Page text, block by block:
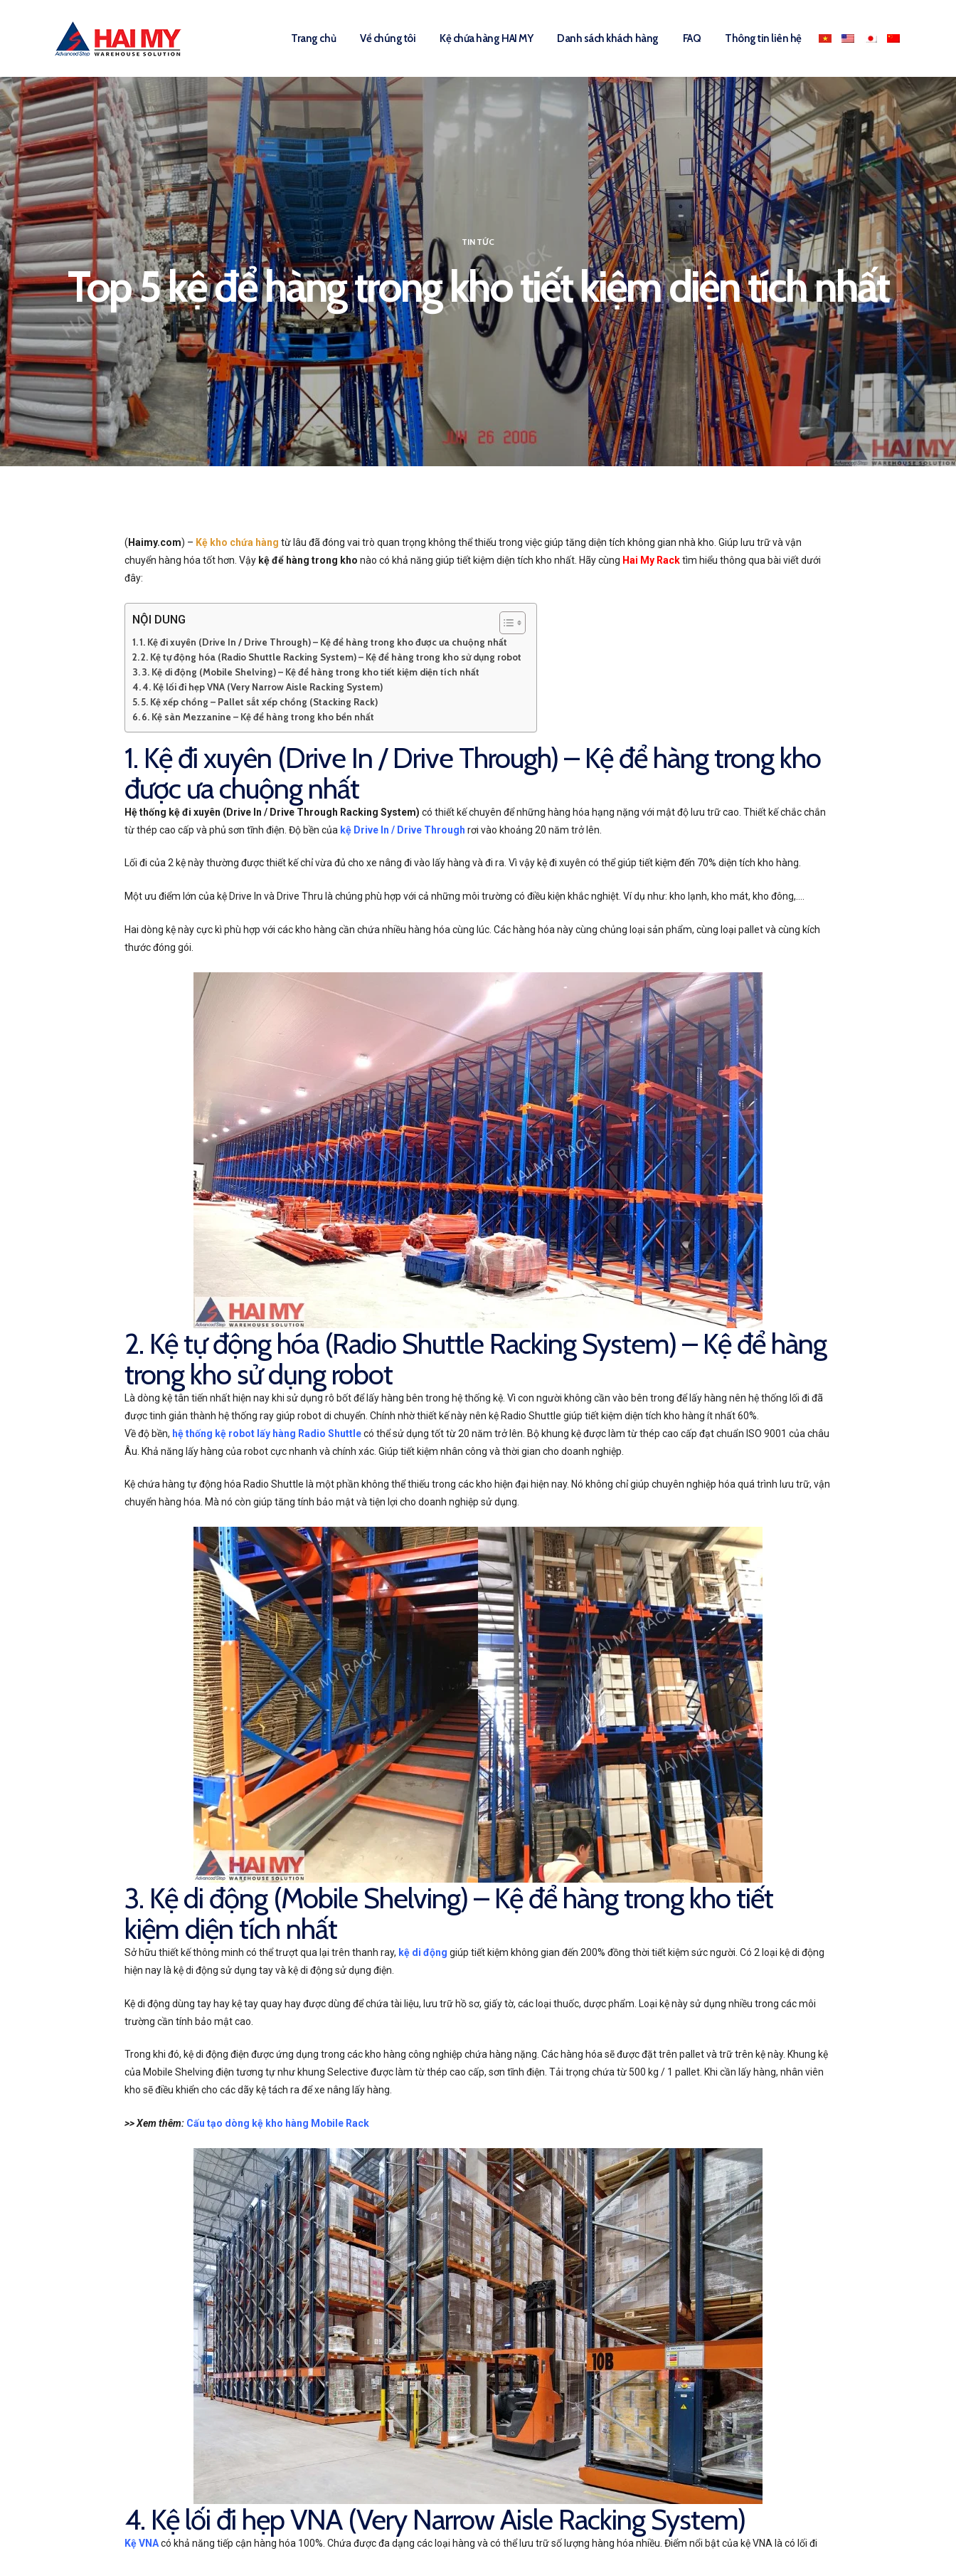
Trang chủ Về chúng tôi Kệ chứa hàng HAI MY Danh sách khách hàng FAQ Thông tin liên hệ
TIN TỨC
Top 5 kệ để hàng trong kho tiết kiệm diện tích nhất
( Haimy.com) – Kệ kho chứa hàng từ lâu đã đóng vai trò quan trọng không thể thiếu trong việc giúp tăng diện tích không gian nhà kho. Giúp lưu trữ và vận
chuyển hàng hóa tốt hơn. Vậy kệ để hàng trong kho nào có khả năng giúp tiết kiệm diện tích kho nhất. Hãy cùng Hai My Racktìm hiểu thông qua bài viết dưới
đây:
NỘI DUNG
1. Kệ đi xuyên (Drive In / Drive Through) – Kệ để hàng trong kho được ưa chuộng nhất
2. Kệ tự động hóa (Radio Shuttle Racking System) – Kệ để hàng trong kho sử dụng robot
3. Kệ di động (Mobile Shelving) – Kệ để hàng trong kho tiết kiệm diện tích nhất
4. Kệ lối đi hẹp VNA (Very Narrow Aisle Racking System)
5. Kệ xếp chồng – Pallet sắt xếp chồng (Stacking Rack)
6. Kệ sàn Mezzanine – Kệ để hàng trong kho bền nhất
1. Kệ đi xuyên (Drive In / Drive Through) – Kệ để hàng trong kho
được ưa chuộng nhất
Hệ thống kệ đi xuyên (Drive In / Drive Through Racking System) có thiết kế chuyên để những hàng hóa hạng nặng với mật độ lưu trữ cao. Thiết kế chắc chắn
từ thép cao cấp và phủ sơn tĩnh điện. Độ bền của kệ Drive In / Drive Through rơi vào khoảng 20 năm trở lên.
Lối đi của 2 kệ này thường được thiết kế chỉ vừa đủ cho xe nâng đi vào lấy hàng và đi ra. Vì vậy kệ đi xuyên có thể giúp tiết kiệm đến 70% diện tích kho hàng.
Một ưu điểm lớn của kệ Drive In và Drive Thru là chúng phù hợp với cả những môi trường có điều kiện khắc nghiệt. Ví dụ như: kho lạnh, kho mát, kho đông,….
Hai dòng kệ này cực kì phù hợp với các kho hàng cần chứa nhiều hàng hóa cùng lúc. Các hàng hóa này cùng chủng loại sản phẩm, cùng loại pallet và cùng kích
thước đóng gói.
2. Kệ tự động hóa (Radio Shuttle Racking System) – Kệ để hàng
trong kho sử dụng robot
Là dòng kệ tân tiến nhất hiện nay khi sử dụng rô bốt để lấy hàng bên trong hệ thống kệ. Vì con người không cần vào bên trong để lấy hàng nên hệ thống lối đi đã
được tinh giản thành hệ thống ray giúp robot di chuyển. Chính nhờ thiết kế này nên kệ Radio Shuttle giúp tiết kiệm diện tích kho hàng ít nhất 60%.
Về độ bền, hệ thống kệ robot lấy hàng Radio Shuttlecó thể sử dụng tốt từ 20 năm trở lên. Bộ khung kệ được làm từ thép cao cấp đạt chuẩn ISO 9001 của châu
Âu. Khả năng lấy hàng của robot cực nhanh và chính xác. Giúp tiết kiệm nhân công và thời gian cho doanh nghiệp.
Kệ chứa hàng tự động hóa Radio Shuttle là một phần không thể thiếu trong các kho hiện đại hiện nay. Nó không chỉ giúp chuyên nghiệp hóa quá trình lưu trữ, vận
chuyển hàng hóa. Mà nó còn giúp tăng tính bảo mật và tiện lợi cho doanh nghiệp sử dụng.
3. Kệ di động (Mobile Shelving) – Kệ để hàng trong kho tiết
kiệm diện tích nhất
Sở hữu thiết kế thông minh có thể trượt qua lại trên thanh ray, kệ di động giúp tiết kiệm không gian đến 200% đồng thời tiết kiệm sức người. Có 2 loại kệ di động
hiện nay là kệ di động sử dụng tay và kệ di động sử dụng điện.
Kệ di động dùng tay hay kệ tay quay hay được dùng để chứa tài liệu, lưu trữ hồ sơ, giấy tờ, các loại thuốc, dược phẩm. Loại kệ này sử dụng nhiều trong các môi
trường cần tính bảo mật cao.
Trong khi đó, kệ di động điện được ứng dụng trong các kho hàng công nghiệp chứa hàng nặng. Các hàng hóa sẽ được đặt trên pallet và trữ trên kệ này. Khung kệ
của Mobile Shelving điện tương tự như khung Selective được làm từ thép cao cấp, sơn tĩnh điện. Tải trọng chứa từ 500 kg / 1 pallet. Khi cần lấy hàng, nhân viên
kho sẽ điều khiển cho các dãy kệ tách ra để xe nâng lấy hàng.
>> Xem thêm: Cấu tạo dòng kệ kho hàng Mobile Rack
4. Kệ lối đi hẹp VNA (Very Narrow Aisle Racking System)
Kệ VNAcó khả năng tiếp cận hàng hóa 100%. Chứa được đa dạng các loại hàng và có thể lưu trữ số lượng hàng hóa nhiều. Điểm nổi bật của kệ VNA là có lối đi